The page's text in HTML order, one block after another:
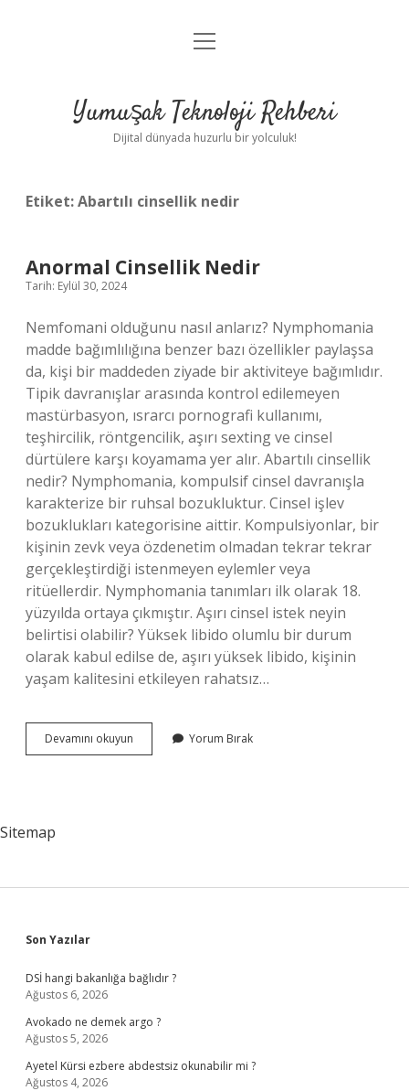
Anasayfa
Yasal Uyarı
menüyü
Yumuşak Teknoloji Rehberi
Dijital dünyada huzurlu bir yolculuk!
Etiket:Abartılı cinsellik nedir
Anormal Cinsellik Nedir
Tarih: Eylül 30, 2024
Nemfomani olduğunu nasıl anlarız? Nymphomania
madde bağımlılığına benzer bazı özellikler paylaşsa
da, kişi bir maddeden ziyade bir aktiviteye bağımlıdır.
Tipik davranışlar arasında kontrol edilemeyen
mastürbasyon, ısrarcı pornografi kullanımı,
teşhircilik, röntgencilik, aşırı sexting ve cinsel
dürtülere karşı koyamama yer alır. Abartılı cinsellik
nedir? Nymphomania, kompulsif cinsel davranışla
karakterize bir ruhsal bozukluktur. Cinsel işlev
bozuklukları kategorisine aittir. Kompulsiyonlar, bir
kişinin zevk veya özdenetim olmadan tekrar tekrar
gerçekleştirdiği istenmeyen eylemler veya
ritüellerdir. Nymphomania tanımları ilk olarak 18.
yüzyılda ortaya çıkmıştır. Aşırı cinsel istek neyin
belirtisi olabilir? Yüksek libido olumlu bir durum
olarak kabul edilse de, aşırı yüksek libido, kişinin
yaşam kalitesini etkileyen rahatsız…
Devamını okuyun Anormal
Cinsellik
Yorum Bırak
Sitemap
Sidebar
Son Yazılar
DSİ hangi bakanlığa bağlıdır ?
Ağustos 6, 2026
Avokado ne demek argo ?
Ağustos 5, 2026
Ayetel Kürsi ezbere abdestsiz okunabilir mi ?
Ağustos 4, 2026